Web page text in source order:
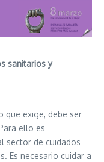
sanitarios y
que exige, debe ser
ello es
sector de cuidados
Es necesario cuidar a